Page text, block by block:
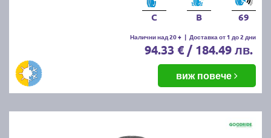
C B 69
Налични над 20 + | Доставка от 1 до 2 дни
94.33 € / 184.49 лв.
виж повече